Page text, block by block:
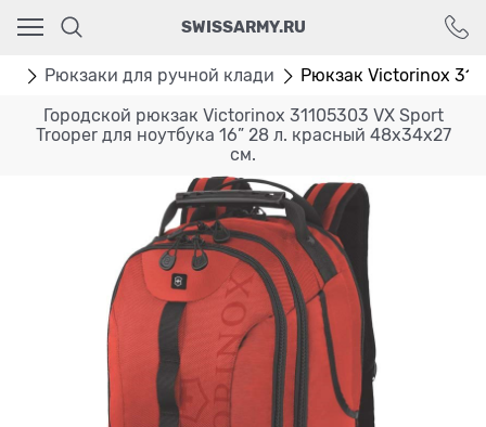
SWISSARMY.RU
Рюкзаки для ручной клади Рюкзак Victorinox
Городской рюкзак Victorinox 31105303 VX Sport
Trooper для ноутбука 16” 28 л. красный 48x34x27
см.
Ваш город - Москва,
угадали?
ДА НЕТ